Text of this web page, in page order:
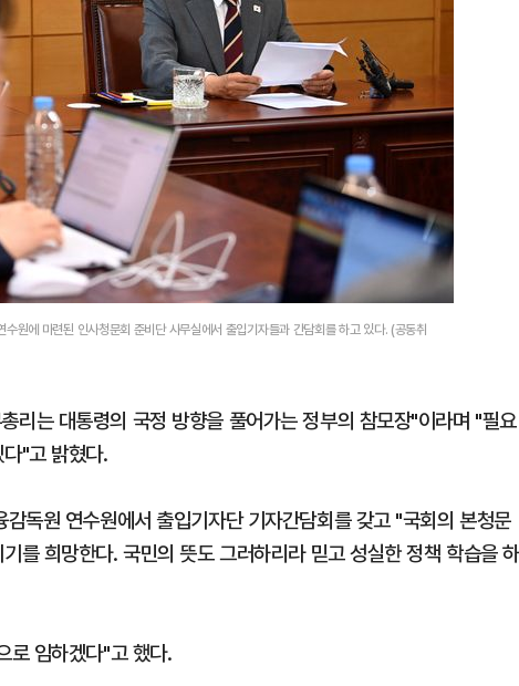
원에 마련된 인사청문회 준비단 사무실에서 출입기자들과 간담회를 하고 있다. (공동취
리는 대통령의 국정 방향을 풀어가는 정부의 참모장"이라며 "필요
"고 밝혔다.
독원 연수원에서 출입기자단 기자간담회를 갖고 "국회의 본청문
를 희망한다. 국민의 뜻도 그러하리라 믿고 성실한 정책 학습을
로 임하겠다"고 했다.